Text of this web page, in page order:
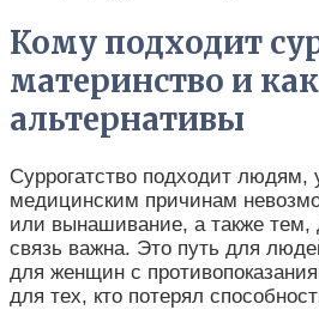
Кому подходит
материнство и
альтернативы
Суррогатство подходит людям,
медицинским причинам
или вынашивание, а также тем,
связь важна. Это путь для
для женщин с
для тех, кто потерял